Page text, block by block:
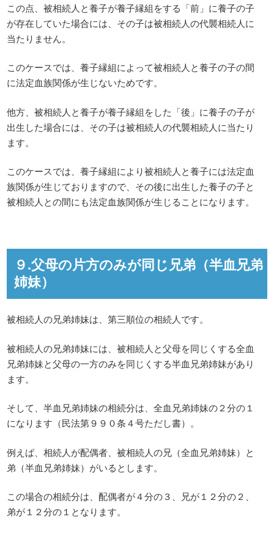
この点、被相続人と養子が養子縁組をする「前」に養子の子
が存在していた場合には、その子は被相続人の代襲相続人に
当たりません。
このケースでは、養子縁組によって被相続人と養子の子の間
に法定血族関係が生じないためです。
他方、被相続人と養子が養子縁組をした「後」に養子の子が
出生した場合には、その子は被相続人の代襲相続人に当たり
ます。
このケースでは、養子縁組により被相続人と養子には法定血
族関係が生じておりますので、その後に出生した養子の子と
被相続人との間にも法定血族関係が生じることになります。
９.父母の片方のみが同じ兄弟（半血兄弟
姉妹）
被相続人の兄弟姉妹は、第三順位の相続人です。
被相続人の兄弟姉妹には、被相続人と父母を同じくする全血
兄弟姉妹と父母の一方のみを同じくする半血兄弟姉妹があり
ます。
そして、半血兄弟姉妹の相続分は、全血兄弟姉妹の２分の１
になります（民法第９９０条４号ただし書）。
例えば、相続人が配偶者、被相続人の兄（全血兄弟姉妹）と
弟（半血兄弟姉妹）がいるとします。
この場合の相続分は、配偶者が４分の３、兄が１２分の２、
弟が１２分の１となります。